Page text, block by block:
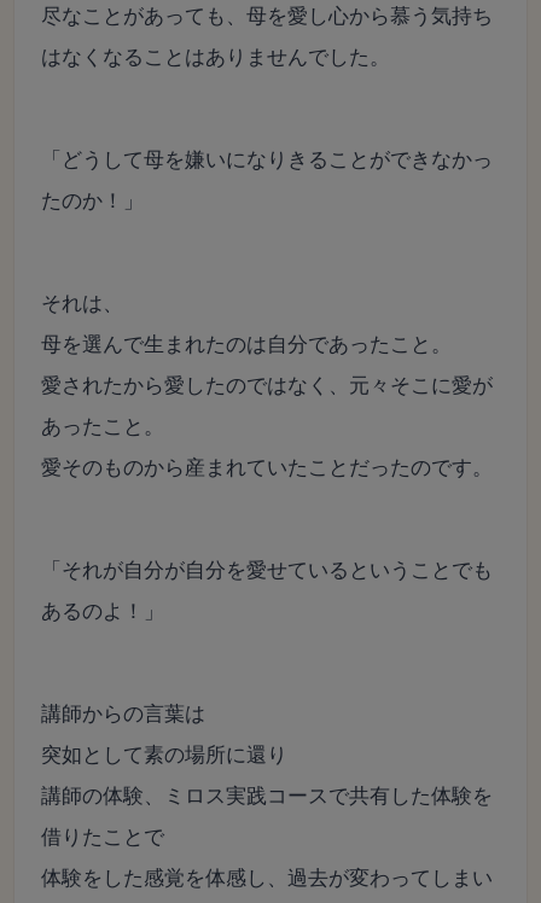
尽なことがあっても、母を愛し心から慕う気持ち
はなくなることはありませんでした。
「どうして母を嫌いになりきることができなかっ
たのか！」
それは、
母を選んで生まれたのは自分であったこと。
愛されたから愛したのではなく、元々そこに愛が
あったこと。
愛そのものから産まれていたことだったのです。
「それが自分が自分を愛せているということでも
あるのよ！」
講師からの言葉は
突如として素の場所に還り
講師の体験、ミロス実践コースで共有した体験を
借りたことで
体験をした感覚を体感し、過去が変わってしまい